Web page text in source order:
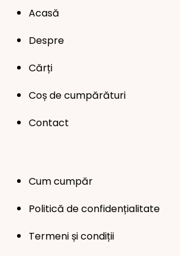
Acasă
Despre
Cărți
Coș de cumpărături
Contact
Cum cumpăr
Politică de confidențialitate
Termeni și condiții